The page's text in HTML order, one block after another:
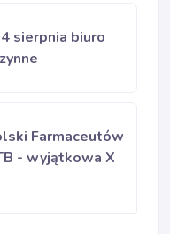
sierpnia biuro
Farmaceutów
- wyjątkowa X